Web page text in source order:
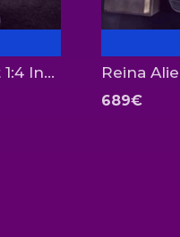
Nosferatu Plus Format 1:4 Infinite Statue
689€